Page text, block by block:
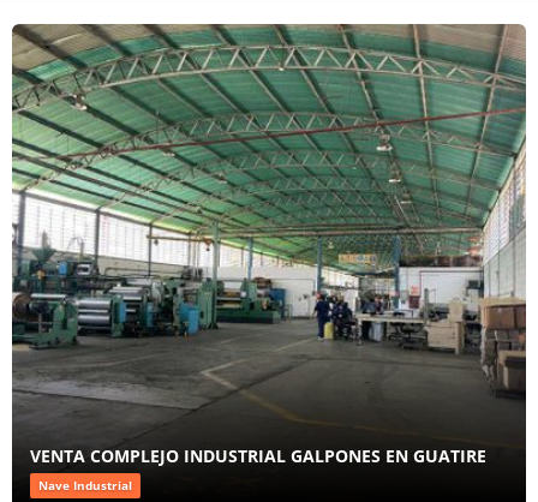
VENTA COMPLEJO INDUSTRIAL GALPONES EN GUATIRE
Nave Industrial